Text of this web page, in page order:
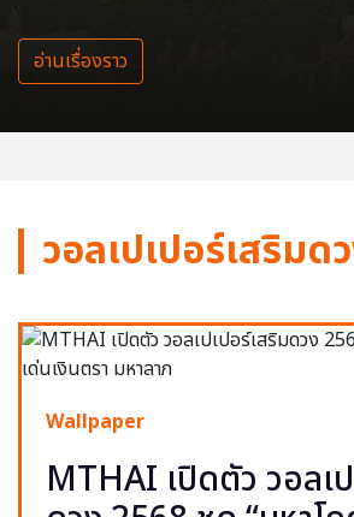
อ่านเรื่องราว
วอลเปเปอร์เสริมด
Wallpaper
MTHAI เปิดตัว วอลเ